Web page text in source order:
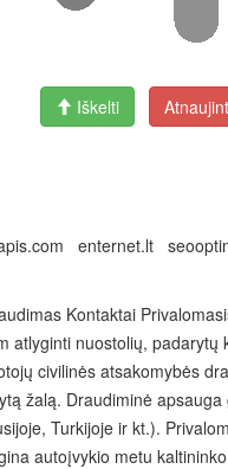
Iškelti
enternet.lt
Kontaktai
atlyginti nuostolių,
civilinės atsakomybės
žalą. Draudiminė
Turkijoje ir kt.).
autoįvykio metu